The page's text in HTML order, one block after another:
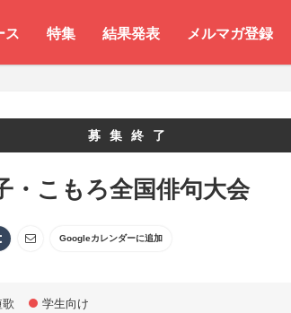
ス 特集 結果発表 メルマガ登録
募集終了
・こもろ全国俳句大会
Googleカレンダーに追加
歌 学生向け